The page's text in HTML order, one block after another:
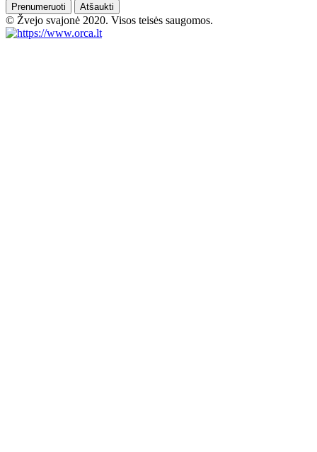
Prenumeruoti Atšaukti
© Žvejo svajonė 2020. Visos teisės saugomos.